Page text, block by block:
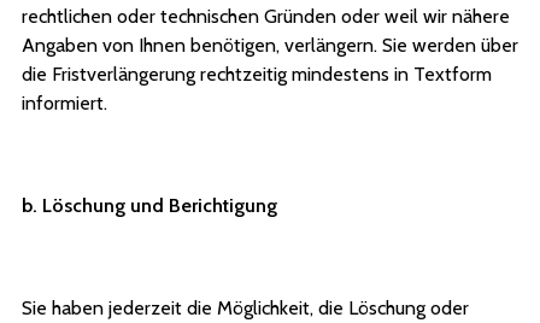
rechtlichen oder technischen Gründen oder weil wir nähere
Angaben von Ihnen benötigen, verlängern. Sie werden über
die Fristverlängerung rechtzeitig mindestens in Textform
informiert.
b. Löschung und Berichtigung
Sie haben jederzeit die Möglichkeit, die Löschung oder